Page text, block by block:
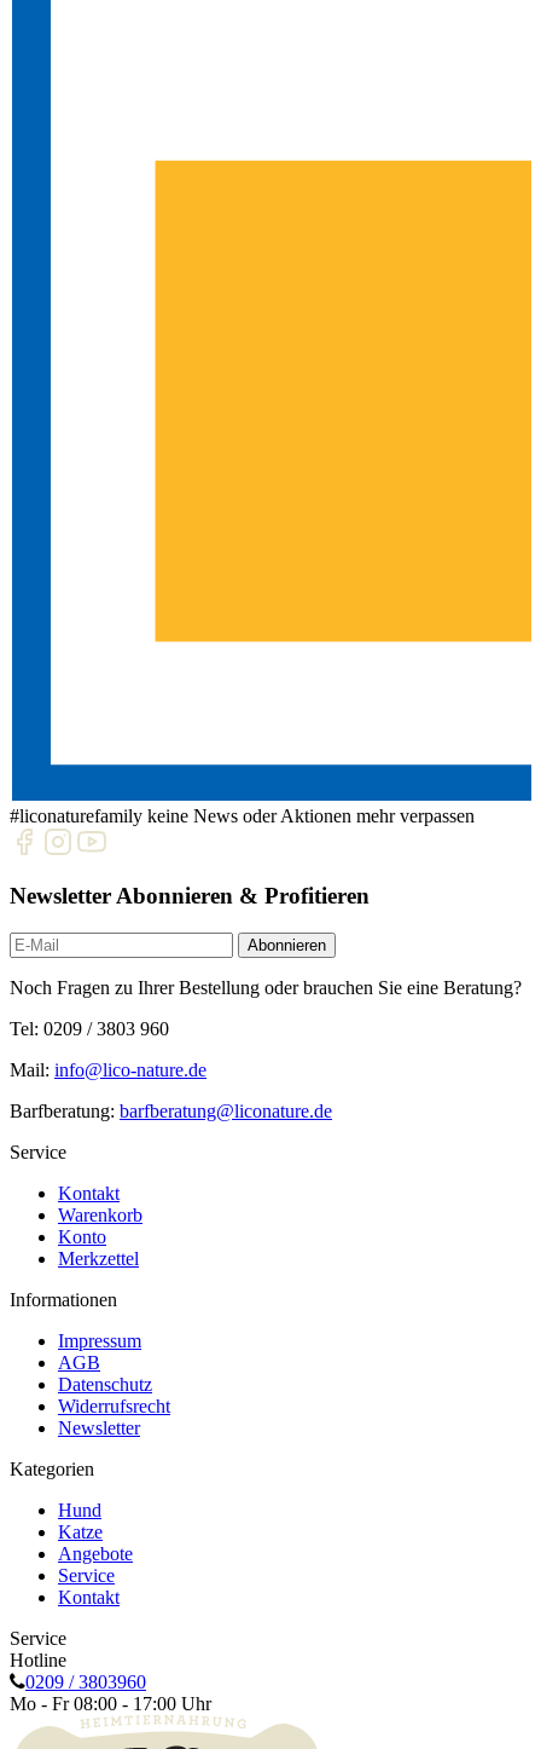
#liconaturefamily keine News oder Aktionen mehr verpassen
Newsletter Abonnieren & Profitieren
Newsletter Abonnieren
Noch Fragen zu Ihrer Bestellung oder brauchen Sie eine Beratung?
Tel: 0209 / 3803 960
Mail: info@lico-nature.de
Barfberatung: barfberatung@liconature.de
Service
Kontakt
Warenkorb
Konto
Merkzettel
Informationen
Impressum
AGB
Datenschutz
Widerrufsrecht
Newsletter
Kategorien
Hund
Katze
Angebote
Service
Kontakt
Service
Hotline
0209 / 3803960
Mo - Fr 08:00 - 17:00 Uhr